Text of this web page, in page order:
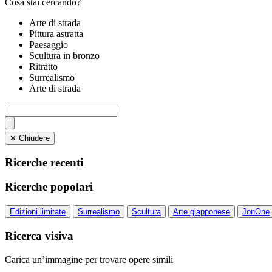
Cosa stai cercando?
Arte di strada
Pittura astratta
Paesaggio
Scultura in bronzo
Ritratto
Surrealismo
Arte di strada
✕ Chiudere
Ricerche recenti
Ricerche popolari
Edizioni limitate Surrealismo Scultura Arte giapponese JonOne
Ricerca visiva
Carica un’immagine per trovare opere simili